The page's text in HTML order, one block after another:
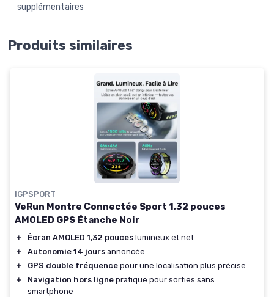
supplémentaires
Produits similaires
IGPSPORT
VeRun Montre Connectée Sport 1,32 pouces
AMOLED GPS Étanche Noir
＋ Écran AMOLED 1,32 pouces lumineux et net
＋
Autonomie 14 jours annoncée
＋
GPS double fréquence pour une localisation plus précise
＋
Navigation hors ligne pratique pour sorties sans
smartphone